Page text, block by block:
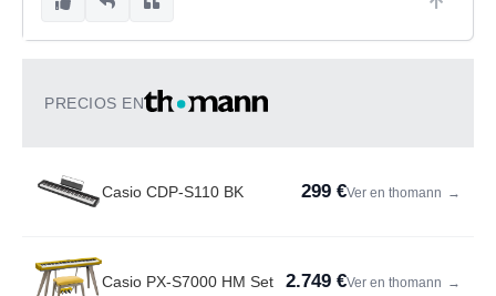
PRECIOS EN
Casio CDP-S110 BK 299 €Ver en thomann →
Casio PX-S7000 HM Set 2.749 €Ver en thomann →